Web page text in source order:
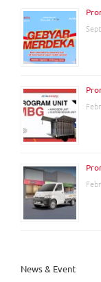
News & Event